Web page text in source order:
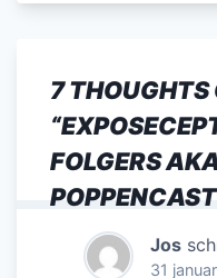
7 THOUGHTS
“
FOLGERS
Jos
31